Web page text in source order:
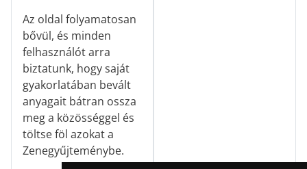
Az oldal folyamatosan
bővül, és minden
felhasználót arra
biztatunk, hogy saját
gyakorlatában bevált
anyagait bátran ossza
meg a közösséggel és
töltse föl azokat a
Zenegyűjteménybe.